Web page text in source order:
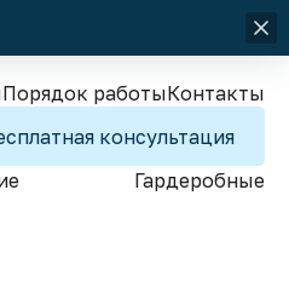
Порядок работыКонтакты
консультация
Гардеробные